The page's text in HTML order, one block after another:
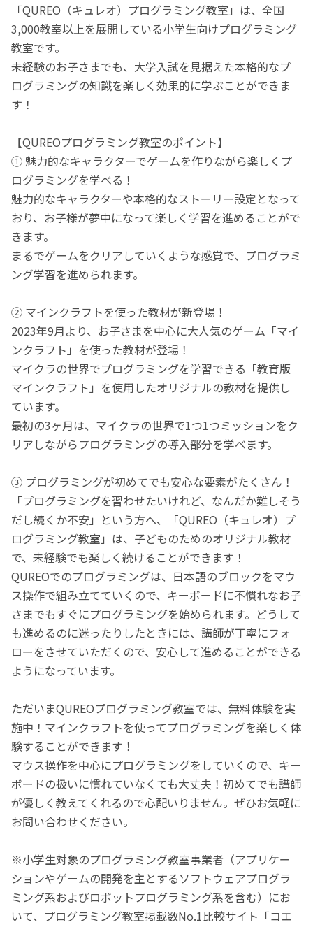
「QUREO（キュレオ）プログラミング教室」は、全国
3,000教室以上を展開している小学生向けプログラミング
教室です。
未経験のお子さまでも、大学入試を見据えた本格的なプ
ログラミングの知識を楽しく効果的に学ぶことができま
す！
【QUREOプログラミング教室のポイント】
① 魅力的なキャラクターでゲームを作りながら楽しくプ
ログラミングを学べる！
魅力的なキャラクターや本格的なストーリー設定となって
おり、お子様が夢中になって楽しく学習を進めることがで
きます。
まるでゲームをクリアしていくような感覚で、プログラミ
ング学習を進められます。
② マインクラフトを使った教材が新登場！
2023年9月より、お子さまを中心に大人気のゲーム「マイ
ンクラフト」を使った教材が登場！
マイクラの世界でプログラミングを学習できる「教育版
マインクラフト」を使用したオリジナルの教材を提供し
ています。
最初の3ヶ月は、マイクラの世界で1つ1つミッションをク
リアしながらプログラミングの導入部分を学べます。
③ プログラミングが初めてでも安心な要素がたくさん！
「プログラミングを習わせたいけれど、なんだか難しそう
だし続くか不安」という方へ、「QUREO（キュレオ）プ
ログラミング教室」は、子どものためのオリジナル教材
で、未経験でも楽しく続けることができます！
QUREOでのプログラミングは、日本語のブロックをマウ
ス操作で組み立てていくので、キーボードに不慣れなお子
さまでもすぐにプログラミングを始められます。どうして
も進めるのに迷ったりしたときには、講師が丁寧にフォ
ローをさせていただくので、安心して進めることができる
ようになっています。
ただいまQUREOプログラミング教室では、無料体験を実
施中！マインクラフトを使ってプログラミングを楽しく体
験することができます！
マウス操作を中心にプログラミングをしていくので、キー
ボードの扱いに慣れていなくても大丈夫！初めてでも講師
が優しく教えてくれるので心配いりません。ぜひお気軽に
お問い合わせください。
※小学生対象のプログラミング教室事業者（アプリケー
ションやゲームの開発を主とするソフトウェアプログラ
ミング系およびロボットプログラミング系を含む）にお
いて、プログラミング教室掲載数No.1比較サイト「コエ